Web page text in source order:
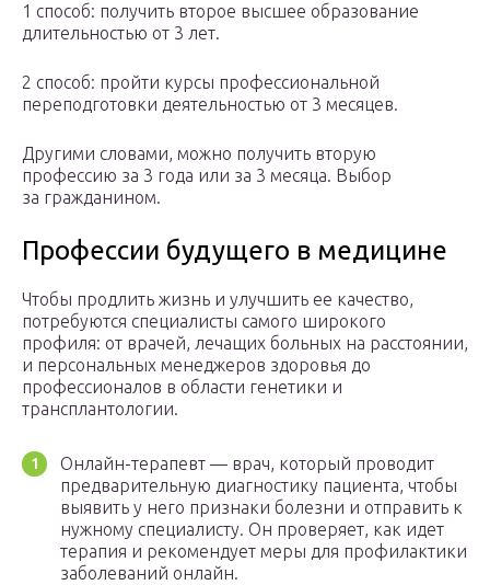
1 способ: получить второе высшее образование
длительностью от 3 лет.
2 способ: пройти курсы профессиональной
переподготовки деятельностью от 3 месяцев.
Другими словами, можно получить вторую
профессию за 3 года или за 3 месяца. Выбор
за гражданином.
Профессии будущего в медицине
Чтобы продлить жизнь и улучшить ее качество,
потребуются специалисты самого широкого
профиля: от врачей, лечащих больных на расстоянии,
и персональных менеджеров здоровья до
профессионалов в области генетики и
трансплантологии.
Онлайн-терапевт — врач, который проводит
предварительную диагностику пациента, чтобы
выявить у него признаки болезни и отправить к
нужному специалисту. Он проверяет, как идет
терапия и рекомендует меры для профилактики
заболеваний онлайн.